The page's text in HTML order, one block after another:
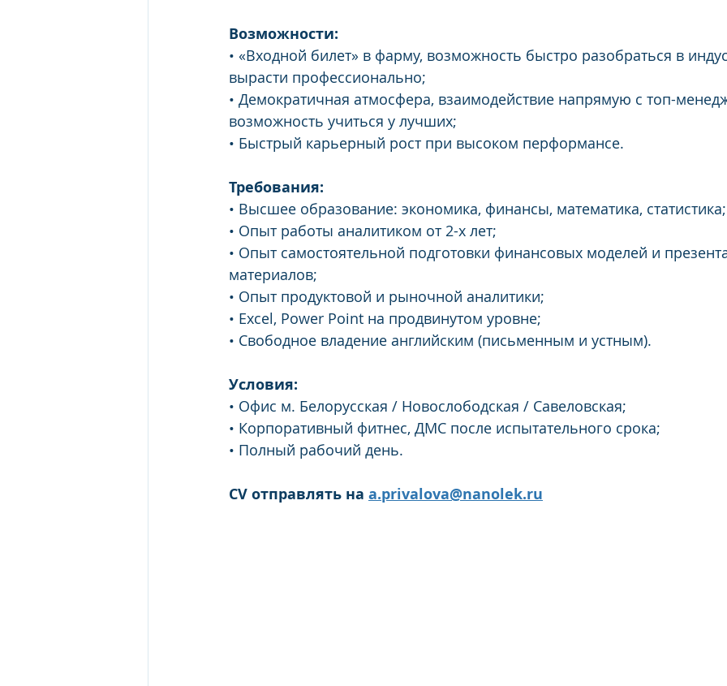
Возможности:
• «Входной билет» в фарму, возможность быстро разобраться в
вырасти профессионально;
• Демократичная атмосфера, взаимодействие напрямую с топ-
возможность учиться у лучших;
• Быстрый карьерный рост при высоком перформансе.
Требования:
• Высшее образование: экономика, финансы, математика, статистика;
• Опыт работы аналитиком от 2-х лет;
• Опыт самостоятельной подготовки финансовых моделей и
материалов;
• Опыт продуктовой и рыночной аналитики;
• Excel, Power Point на продвинутом уровне;
• Свободное владение английским (письменным и устным).
Условия:
• Офис м. Белорусская / Новослободская / Савеловская;
• Корпоративный фитнес, ДМС после испытательного срока;
• Полный рабочий день.
CV отправлять на a.privalova@nanolek.ru